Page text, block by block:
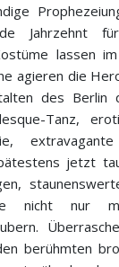
Jahrzehnt
lassen
agieren die
des Berlin
Tanz,
extravagante
jetzt
nicht nur
berühmten